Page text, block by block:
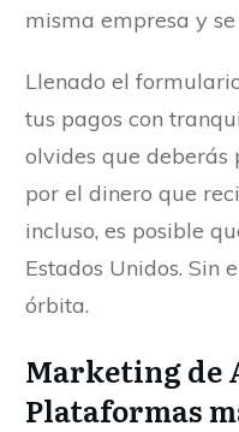
misma empresa y
Llenado el
tus pagos con
olvides que deberás
por el dinero que
incluso, es posible
Estados Unidos. Sin
órbita.
Marketing de
Plataformas